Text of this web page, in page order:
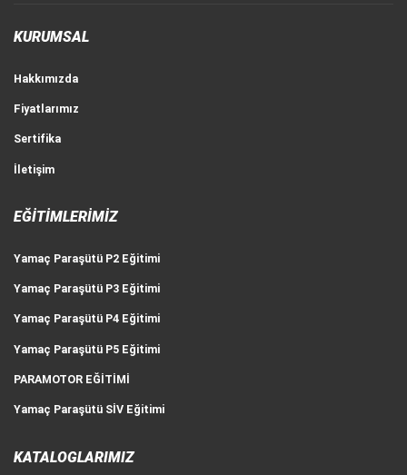
KURUMSAL
Hakkımızda
Fiyatlarımız
Sertifika
İletişim
EĞITIMLERIMIZ
Yamaç Paraşütü P2 Eğitimi
Yamaç Paraşütü P3 Eğitimi
Yamaç Paraşütü P4 Eğitimi
Yamaç Paraşütü P5 Eğitimi
PARAMOTOR EĞİTİMİ
Yamaç Paraşütü SİV Eğitimi
KATALOGLARIMIZ